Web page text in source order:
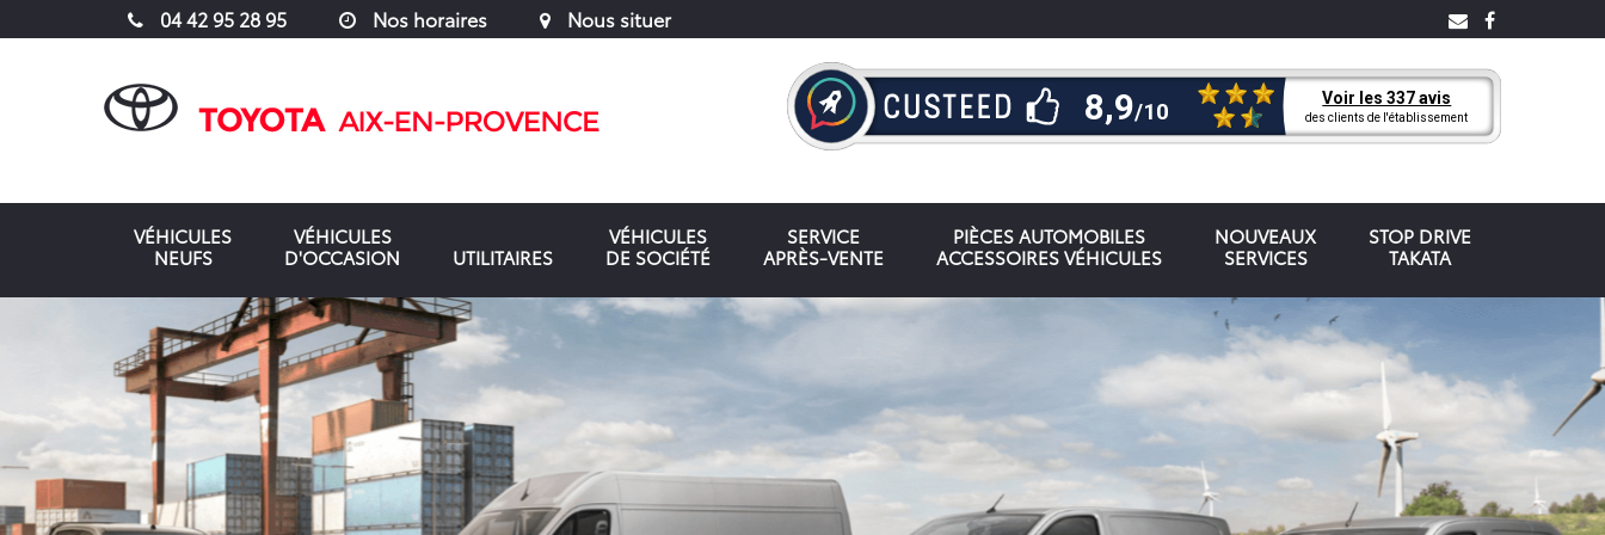
04 42 95 28 95 Nos horaires Nous situer
VÉHICULES
NEUFS
VÉHICULES
D'OCCASION
UTILITAIRES
VÉHICULES
DE SOCIÉTÉ
SERVICE
APRÈS-VENTE
PIÈCES AUTOMOBILES
ACCESSOIRES VÉHICULES
NOUVEAUX
SERVICES
STOP DRIVE
TAKATA